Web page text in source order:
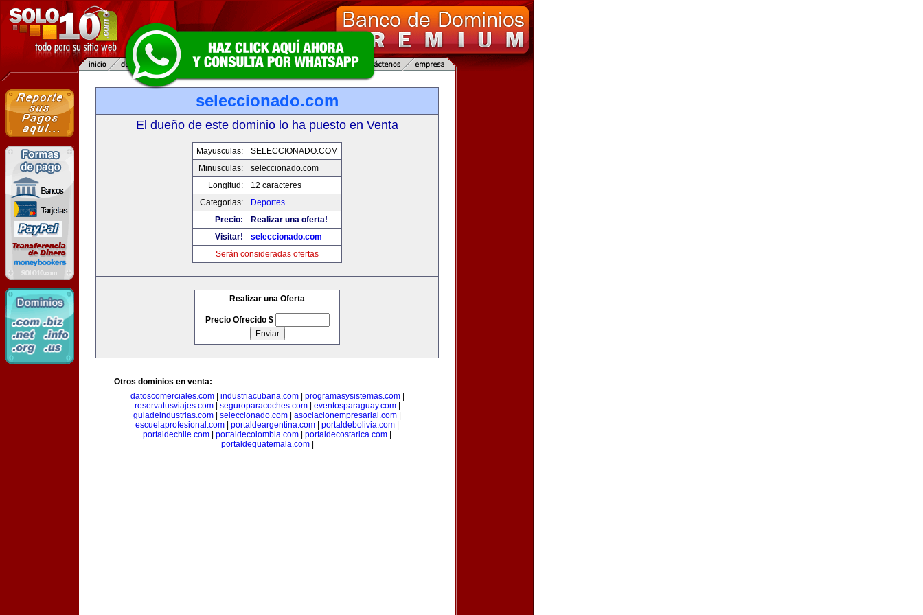
seleccionado.com
El dueño de este dominio lo ha puesto en Venta
Mayusculas:
SELECCIONADO.COM
Minusculas:
seleccionado.com
Longitud:
12 caracteres
Categorias:
Deportes
Precio:
Realizar una oferta!
Visitar!
seleccionado.com
Serán consideradas ofertas
Realizar una Oferta
Precio Ofrecido $
Otros dominios en venta:
datoscomerciales.com| industriacubana.com| programasysistemas.com|
reservatusviajes.com| seguroparacoches.com| eventosparaguay.com|
guiadeindustrias.com
seleccionado.com asociacionempresarial.com
escuelaprofesional.com
portaldeargentina.com portaldebolivia.com
portaldechile.com
portaldecolombia.com portaldecostarica.com
portaldeguatemala.com|